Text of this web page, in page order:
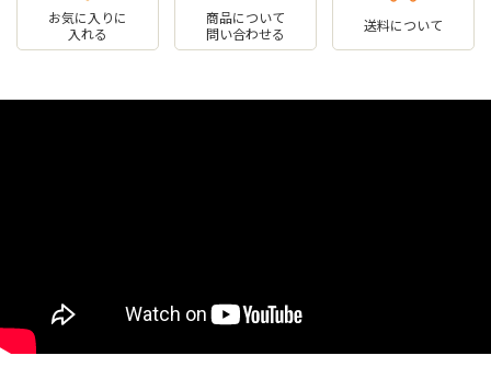
お気に入りに
入れる
商品について
問い合わせる
送料について